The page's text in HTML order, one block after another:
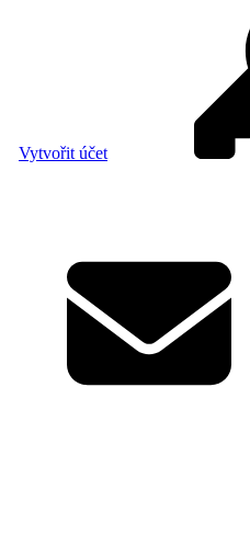
Vytvořit účet